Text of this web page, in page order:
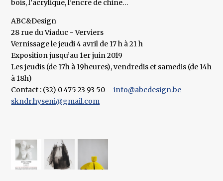
bois, l’acrylique, l’encre de chine…
ABC&Design
28 rue du Viaduc - Verviers
Vernissage le jeudi 4 avril de 17 h à 21 h
Exposition jusqu’au 1er juin 2019
Les jeudis (de 17h à 19heures), vendredis et samedis (de 14h
à 18h)
Contact : (32) 0 475 23 93 50 –info@abcdesign.be –
skndr.hyseni@gmail.com